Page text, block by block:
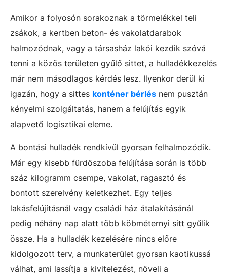
Amikor a folyosón sorakoznak a törmelékkel teli
zsákok, a kertben beton- és vakolatdarabok
halmozódnak, vagy a társasház lakói kezdik szóvá
tenni a közös területen gyűlő sittet, a hulladékkezelés
már nem másodlagos kérdés lesz. Ilyenkor derül ki
igazán, hogy a sittes konténer bérlés nem pusztán
kényelmi szolgáltatás, hanem a felújítás egyik
alapvető logisztikai eleme.
A bontási hulladék rendkívül gyorsan felhalmozódik.
Már egy kisebb fürdőszoba felújítása során is több
száz kilogramm csempe, vakolat, ragasztó és
bontott szerelvény keletkezhet. Egy teljes
lakásfelújításnál vagy családi ház átalakításánál
pedig néhány nap alatt több köbméternyi sitt gyűlik
össze. Ha a hulladék kezelésére nincs előre
kidolgozott terv, a munkaterület gyorsan kaotikussá
válhat, ami lassítja a kivitelezést, növeli a